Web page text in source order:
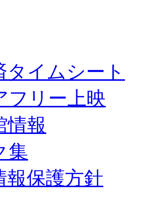
タイムシート
フリー上映
情報
集
報保護方針